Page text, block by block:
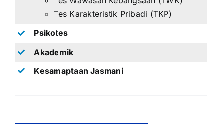
Tes Karakteristik Pribadi (TKP)
Psikotes
Akademik
Kesamaptaan Jasmani